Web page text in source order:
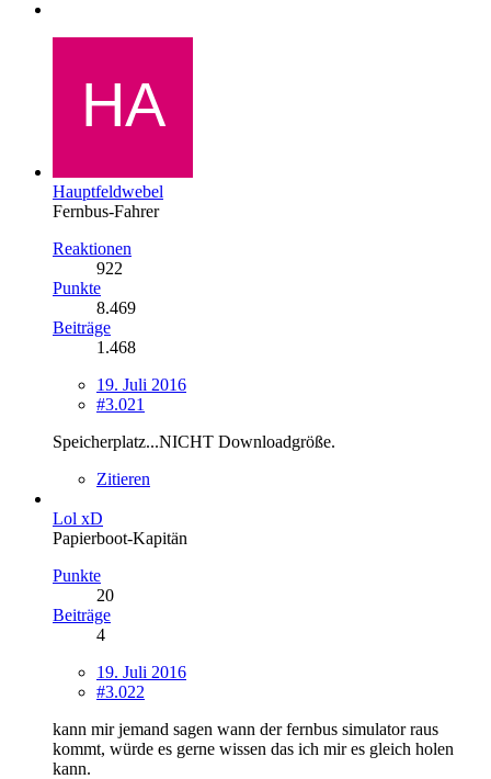
Hauptfeldwebel
Fernbus-Fahrer
Reaktionen
922
Punkte
8.469
Beiträge
1.468
19. Juli 2016
#3.021
Speicherplatz...NICHT Downloadgröße.
Zitieren
Lol xD
Papierboot-Kapitän
Punkte
20
Beiträge
4
19. Juli 2016
#3.022
kann mir jemand sagen wann der fernbus simulator raus
kommt, würde es gerne wissen das ich mir es gleich holen
kann.